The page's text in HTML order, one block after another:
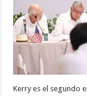
Kerry es el segundo